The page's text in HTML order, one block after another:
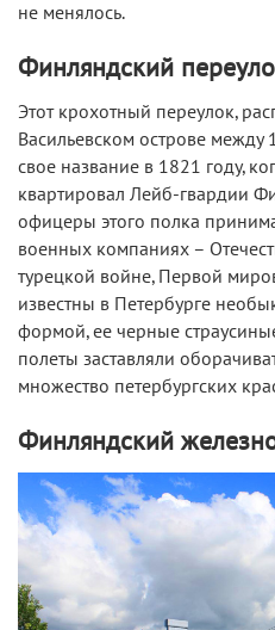
не менялось.
Финляндский
Этот крохотный переулок,
Васильевском острове между
свое название в 1821 году,
квартировал Лейб-гвардии
офицеры этого полка
военных компаниях –
турецкой войне, Первой
известны в Петербурге
формой, ее черные
полеты заставляли
множество петербургских
Финляндский